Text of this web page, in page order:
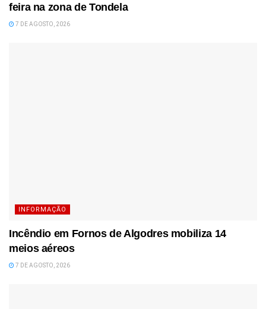
feira na zona de Tondela
7 DE AGOSTO, 2026
INFORMAÇÃO
Incêndio em Fornos de Algodres mobiliza 14
meios aéreos
7 DE AGOSTO, 2026